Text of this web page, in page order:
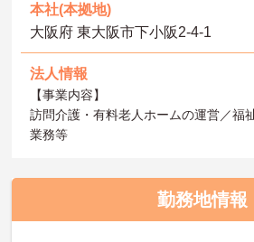
本社(本拠地)
大阪府 東大阪市下小阪2-4-1
法人情報
【事業内容】
訪問介護・有料老人ホームの運営／福
業務等
勤務地情報